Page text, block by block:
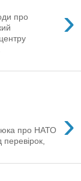
›
про
›
про НАТО